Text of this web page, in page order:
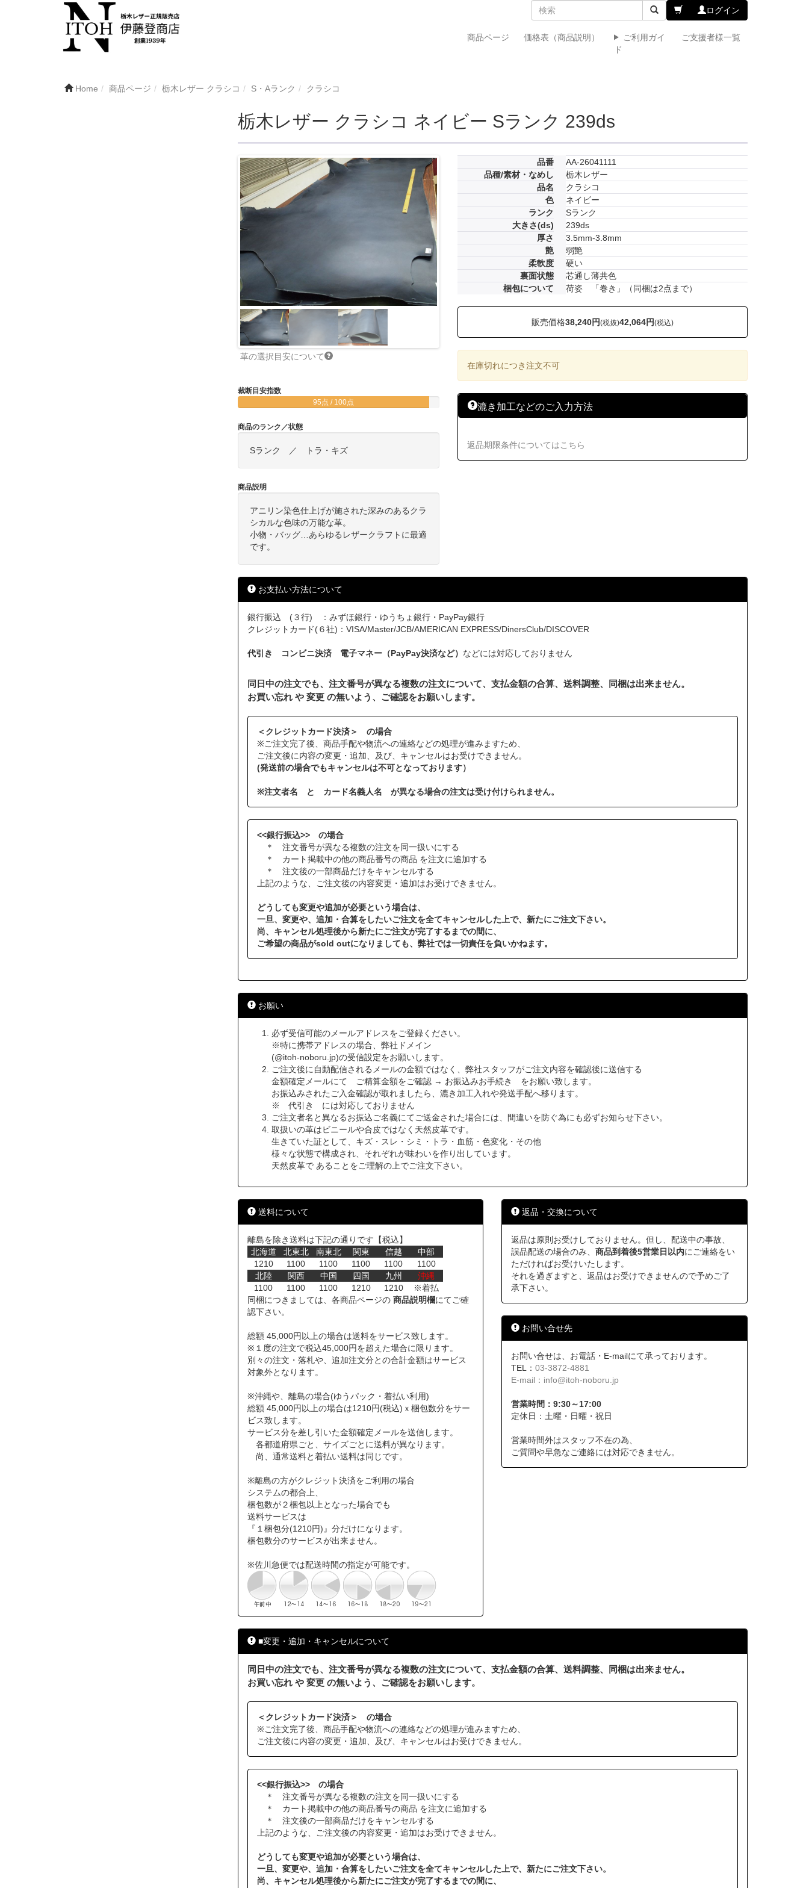
ログイン
商品ページ 価格表（商品説明）
ご利用ガイ
ド
ご支援者様一覧
Home 商品ページ 栃木レザー クラシコ S・Aランク クラシコ
栃木レザー クラシコ ネイビー Sランク 239ds
革の選択目安について
裁断目安指数
95点 / 100点
商品のランク／状態
Sランク ／ トラ・キズ
商品説明
アニリン染色仕上げが施された深みのあるクラ
シカルな色味の万能な革。
小物・バッグ…あらゆるレザークラフトに最適
です。
品番
AA-26041111
品種/素材・なめし
栃木レザー
品名
クラシコ
色
ネイビー
ランク
Sランク
大きさ(ds)
239ds
厚さ
3.5mm-3.8mm
艶
弱艶
柔軟度
硬い
裏面状態
芯通し薄共色
梱包について
荷姿 「巻き」（同梱は2点まで）
販売価格38,240円(税抜)42,064円(税込)
在庫切れにつき注文不可
漉き加工などのご入力方法
返品期限条件についてはこちら
お支払い方法について
銀行振込 (３行) ：みずほ銀行・ゆうちょ銀行・PayPay銀行
クレジットカード(６社)：VISA/Master/JCB/AMERICAN EXPRESS/DinersClub/DISCOVER
代引き コンビニ決済 電子マネー（PayPay決済など） などには対応しておりません
同日中の注文でも、注文番号が異なる複数の注文について、支払金額の合算、送料調整、同梱は出来ません。
お買い忘れ や 変更 の無いよう、ご確認をお願いします。
＜クレジットカード決済＞ の場合
※ご注文完了後、商品手配や物流への連絡などの処理が進みますため、
ご注文後に内容の変更・追加、及び、キャンセルはお受けできません。
(発送前の場合でもキャンセルは不可となっております）
※注文者名 と カード名義人名 が異なる場合の注文は受け付けられません。
<<銀行振込>> の場合
＊ 注文番号が異なる複数の注文を同一扱いにする
＊ カート掲載中の他の商品番号の商品 を注文に追加する
＊ 注文後の一部商品だけをキャンセルする
上記のような、ご注文後の内容変更・追加はお受けできません。
どうしても変更や追加が必要という場合は、
一旦、変更や、追加・合算をしたいご注文を全てキャンセルした上で、新たにご注文下さい。
尚、キャンセル処理後から新たにご注文が完了するまでの間に、
ご希望の商品がsold outになりましても、弊社では一切責任を負いかねます。
お願い
必ず受信可能のメールアドレスをご登録ください。
※特に携帯アドレスの場合、弊社ドメイン
(@itoh-noboru.jp)の受信設定をお願いします。
ご注文後に自動配信されるメールの金額ではなく、弊社スタッフがご注文内容を確認後に送信する
金額確定メールにて ご精算金額をご確認 → お振込みお手続き をお願い致します。
お振込みされたご入金確認が取れましたら、漉き加工入れや発送手配へ移ります。
※ 代引き には対応しておりません
ご注文者名と異なるお振込ご名義にてご送金された場合には、間違いを防ぐ為にも必ずお知らせ下さい。
取扱いの革はビニールや合皮ではなく天然皮革です。
生きていた証として、キズ・スレ・シミ・トラ・血筋・色変化・その他
様々な状態で構成され、それぞれが味わいを作り出しています。
天然皮革で あることをご理解の上でご注文下さい。
送料について
離島を除き送料は下記の通りです【税込】
北海道
北東北 南東北 関東 信越
中部
1210
1100 1100 1100 1100
1100
北陸
関西 中国 四国 九州
沖縄
1100
1100 1100 1210 1210
※着払
同梱につきましては、各商品ページの 商品説明欄にてご確
認下さい。
総額 45,000円以上の場合は送料をサービス致します。
※１度の注文で税込45,000円を超えた場合に限ります。
別々の注文・落札や、追加注文分との合計金額はサービス
対象外となります。
※沖縄や、離島の場合(ゆうパック・着払い利用)
総額 45,000円以上の場合は1210円(税込)ｘ梱包数分をサー
ビス致します。
サービス分を差し引いた金額確定メールを送信します。
各都道府県ごと、サイズごとに送料が異なります。
尚、通常送料と着払い送料は同じです。
※離島の方がクレジット決済をご利用の場合
システムの都合上、
梱包数が２梱包以上となった場合でも
送料サービスは
『１梱包分(1210円)』分だけになります。
梱包数分のサービスが出来ません。
※佐川急便では配送時間の指定が可能です。
返品・交換について
返品は原則お受けしておりません。但し、配送中の事故、
誤品配送の場合のみ、商品到着後5営業日以内にご連絡をい
ただければお受けいたします。
それを過ぎますと、返品はお受けできませんので予めご了
承下さい。
お問い合せ先
お問い合せは、お電話・E-mailにて承っております。
TEL：03-3872-4881
E-mail： info@itoh-noboru.jp
営業時間：9:30～17:00
定休日：土曜・日曜・祝日
営業時間外はスタッフ不在の為、
ご質問や早急なご連絡には対応できません。
■変更・追加・キャンセルについて
同日中の注文でも、注文番号が異なる複数の注文について、支払金額の合算、送料調整、同梱は出来ません。
お買い忘れ や 変更 の無いよう、ご確認をお願いします。
＜クレジットカード決済＞ の場合
※ご注文完了後、商品手配や物流への連絡などの処理が進みますため、
ご注文後に内容の変更・追加、及び、キャンセルはお受けできません。
<<銀行振込>> の場合
＊ 注文番号が異なる複数の注文を同一扱いにする
＊ カート掲載中の他の商品番号の商品 を注文に追加する
＊ 注文後の一部商品だけをキャンセルする
上記のような、ご注文後の内容変更・追加はお受けできません。
どうしても変更や追加が必要という場合は、
一旦、変更や、追加・合算をしたいご注文を全てキャンセルした上で、新たにご注文下さい。
尚、キャンセル処理後から新たにご注文が完了するまでの間に、